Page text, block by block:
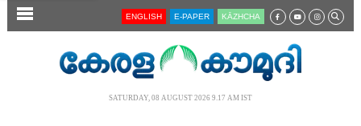
SECTIONS ENGLISH E-PAPER KĀZHCHA
SATURDAY, 08 AUGUST 2026 9.17 AM IST